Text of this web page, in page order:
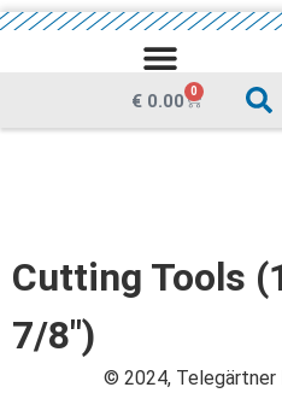
€ 0.00 0
Cutting Tools
7/8")
© 2024, Telegärtner